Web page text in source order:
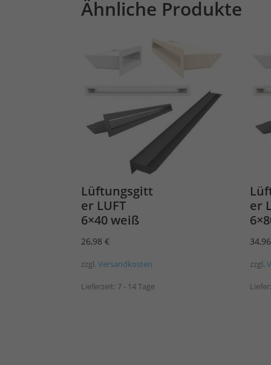
Ähnliche Produkte
Lüftungsgitt
er LUFT
6×40 weiß
26,98€
zzgl.Versandkosten
Lieferzeit: 7 - 14 Tage
er
zzgl.